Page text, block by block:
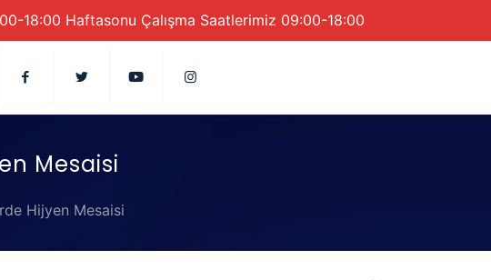
18:00 Haftasonu Çalışma Saatlerimiz 09:00-18:00
Mesaisi
Hijyen Mesaisi